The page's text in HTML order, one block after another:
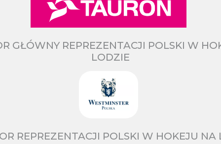
GŁÓWNY REPREZENTACJI POLSKI W
LODZIE
REPREZENTACJI POLSKI W HOKEJU NA